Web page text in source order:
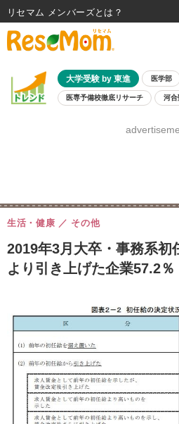
大学受験 by 東進 医学部
医専予備校徹底リサーチ 河合
8月開催学校説明会・
2019年3月大卒・事務系初
より引き上げた企業57.2
生活・健康 その他
リセマム メンバーズ